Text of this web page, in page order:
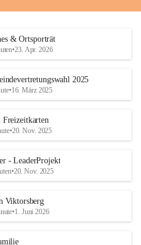
& Ortsporträt
•23. Apr. 2026
2025
•16. März 2025
Freizeitkarten
•20. Nov. 2025
- LeaderProjekt
•20. Nov. 2025
Viktorsberg
•1. Juni 2026